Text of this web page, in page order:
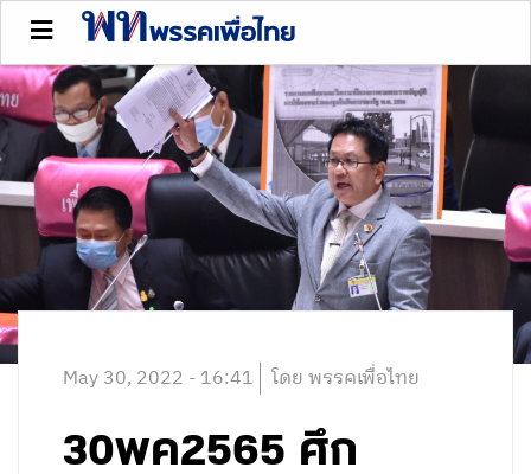
May 30, 2022 - 16:41 โดย พรรคเพื่อไทย
30พค2565 ศึก